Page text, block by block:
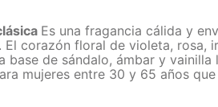
Es una fragancia cálida y
corazón floral de violeta, rosa,
base de sándalo, ámbar y vainilla
mujeres entre 30 y 65 años